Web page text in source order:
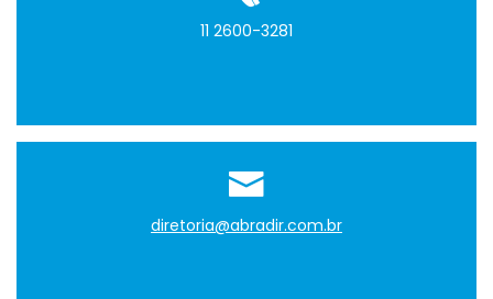
11 2600-3281
diretoria@abradir.com.br